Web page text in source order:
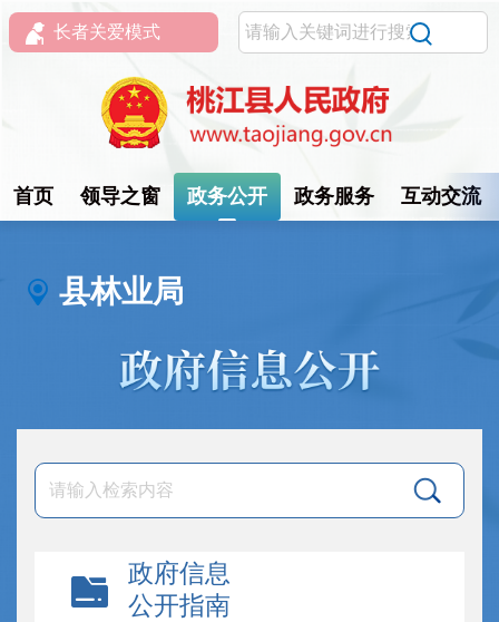
长者关爱模式
首页 领导之窗 政务公开 政务服务 互动交流
县林业局
政府信息
公开指南